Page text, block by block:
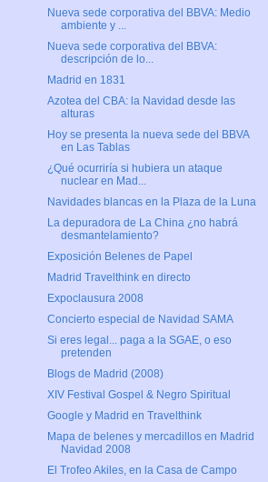
Nueva sede corporativa del BBVA: Medio
ambiente y ...
Nueva sede corporativa del BBVA:
descripción de lo...
Madrid en 1831
Azotea del CBA: la Navidad desde las
alturas
Hoy se presenta la nueva sede del BBVA
en Las Tablas
¿Qué ocurriría si hubiera un ataque
nuclear en Mad...
Navidades blancas en la Plaza de la Luna
La depuradora de La China ¿no habrá
desmantelamiento?
Exposición Belenes de Papel
Madrid Travelthink en directo
Expoclausura 2008
Concierto especial de Navidad SAMA
Si eres legal... paga a la SGAE, o eso
pretenden
Blogs de Madrid (2008)
XIV Festival Gospel & Negro Spiritual
Google y Madrid en Travelthink
Mapa de belenes y mercadillos en Madrid
Navidad 2008
El Trofeo Akiles, en la Casa de Campo